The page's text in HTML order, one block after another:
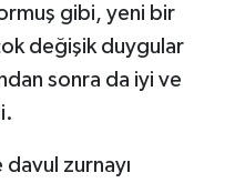
gibi, yeni bir
değişik duygular
sonra da iyi ve
davul zurnayı